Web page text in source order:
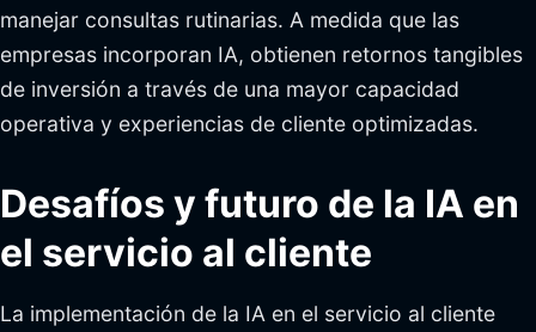
manejar consultas rutinarias. A medida que las
empresas incorporan IA, obtienen retornos tangibles
de inversión a través de una mayor capacidad
operativa y experiencias de cliente optimizadas.
Desafíos y futuro de la IA en
el servicio al cliente
La implementación de la IA en el servicio al cliente